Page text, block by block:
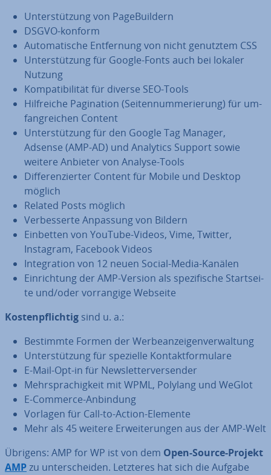
Un­ter­stüt­zung von Pa­ge­Buil­dern
DSGVO-konform
Au­to­ma­ti­sche Ent­fer­nung von nicht genutztem CSS
Un­ter­stüt­zung für Google-Fonts auch bei lokaler
Nutzung
Kom­pa­ti­bi­li­tät für diverse SEO-Tools
Hilf­rei­che Pa­gi­na­ti­on (Sei­ten­num­me­rie­rung) für um­
fang­rei­chen Content
Un­ter­stüt­zung für den Google Tag Manager,
Adsense (AMP-AD) und Analytics Support sowie
weitere Anbieter von Analyse-Tools
Dif­fe­ren­zier­ter Content für Mobile und Desktop
möglich
Related Posts möglich
Ver­bes­ser­te Anpassung von Bildern
Einbetten von YouTube-Videos, Vime, Twitter,
Instagram, Facebook Videos
In­te­gra­ti­on von 12 neuen Social-Media-Kanälen
Ein­rich­tung der AMP-Version als spe­zi­fi­sche Start­sei­
te und/oder vor­ran­gi­ge Webseite
Kos­ten­pflich­tig sind u. a.:
Bestimmte Formen der Wer­be­an­zei­gen­ver­wal­tung
Un­ter­stüt­zung für spezielle Kon­takt­for­mu­la­re
E-Mail-Opt-in für News­let­ter­ver­sen­der
Mehr­spra­chig­keit mit WPML, Polylang und WeGlot
E-Commerce-Anbindung
Vorlagen für Call-to-Action-Elemente
Mehr als 45 weitere Er­wei­te­run­gen aus der AMP-Welt
Übrigens: AMP for WP ist von dem Open-Source-Projekt
AMPzu un­ter­schei­den. Letzteres hat sich die Aufgabe